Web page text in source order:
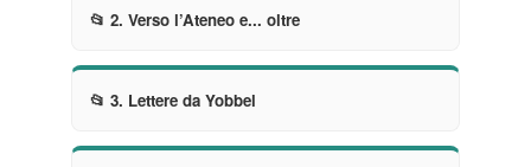
📂 2. Verso l’Ateneo e... oltre
📂 3. Lettere da Yobbel